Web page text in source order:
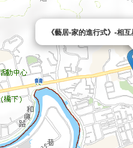
《藝居-家的進行式》-相